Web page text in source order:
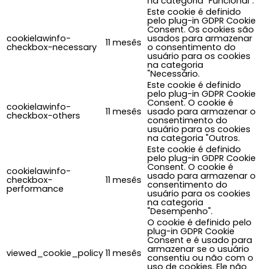
cookielawinfo-
checkbox-necessary 11 mesês
Este cookie é definido
pelo plug-in GDPR Cookie
Consent. Os cookies são
usados para armazenar
o consentimento do
usuário para os cookies
na categoria
"Necessário.
cookielawinfo-
checkbox-others 11 mesês
Este cookie é definido
pelo plug-in GDPR Cookie
Consent. O cookie é
usado para armazenar o
consentimento do
usuário para os cookies
na categoria "Outros.
cookielawinfo-
checkbox-
performance
11 mesês
Este cookie é definido
pelo plug-in GDPR Cookie
Consent. O cookie é
usado para armazenar o
consentimento do
usuário para os cookies
na categoria
"Desempenho".
viewed_cookie_policy 11 mesês
O cookie é definido pelo
plug-in GDPR Cookie
Consent e é usado para
armazenar se o usuário
consentiu ou não com o